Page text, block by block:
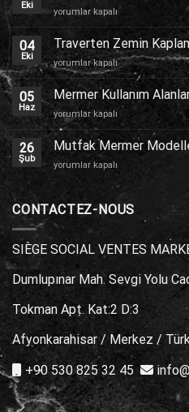
Eki
Mermer
Dış
Cephe
Kaplama
için
yorumlar kapalı
04
Eki
Traverten Zemin
Traverten
Zemin
Kaplama
için
yorumlar kapalı
05
Haz
Mermer Kullanım
Mermer
Kullanım
Alanları
Nerelerde
yorumlar kapalı
26
Şub
Mutfak Mermer
Mutfak
Mermer
|
Seçimler
yorumlar kapalı
CONTACTEZ-NOUS
SIÈGE SOCIAL VENTES
Dumlupınar Mah. Sevgi Yolu
Tokman Apt. Kat:2 D:3
Afyonkarahisar / Merkez /
+90 530 825 32 45